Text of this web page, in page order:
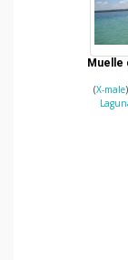
Muelle
(X-male